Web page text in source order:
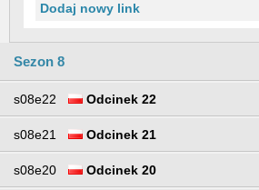
Dodaj nowy link
Sezon 8
s08e22 Odcinek 22
s08e21 Odcinek 21
s08e20 Odcinek 20